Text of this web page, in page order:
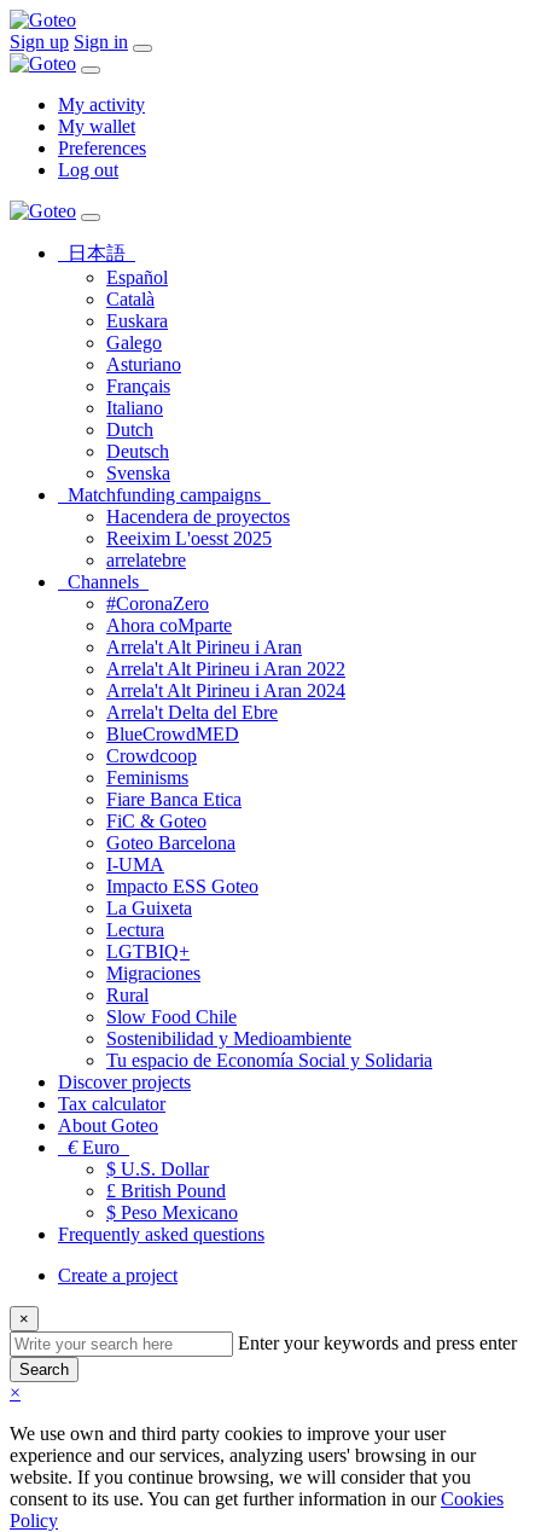
Sign up Sign in
My activity
My wallet
Preferences
Log out
日本語
Español
Català
Euskara
Galego
Asturiano
Français
Italiano
Dutch
Deutsch
Svenska
Matchfunding campaigns
Hacendera de proyectos
Reeixim L'oesst 2025
arrelatebre
Channels
#CoronaZero
Ahora coMparte
Arrela't Alt Pirineu i Aran
Arrela't Alt Pirineu i Aran 2022
Arrela't Alt Pirineu i Aran 2024
Arrela't Delta del Ebre
BlueCrowdMED
Crowdcoop
Feminisms
Fiare Banca Etica
FiC & Goteo
Goteo Barcelona
I-UMA
Impacto ESS Goteo
La Guixeta
Lectura
LGTBIQ+
Migraciones
Rural
Slow Food Chile
Sostenibilidad y Medioambiente
Tu espacio de Economía Social y Solidaria
Discover projects
Tax calculator
About Goteo
€Euro
$ U.S. Dollar
£ British Pound
$ Peso Mexicano
Frequently asked questions
Create a project
×
Enter your keywords and press enter
Search
×
We use own and third party cookies to improve your user
experience and our services, analyzing users' browsing in our
website. If you continue browsing, we will consider that you
consent to its use. You can get further information in ourCookies
Policy